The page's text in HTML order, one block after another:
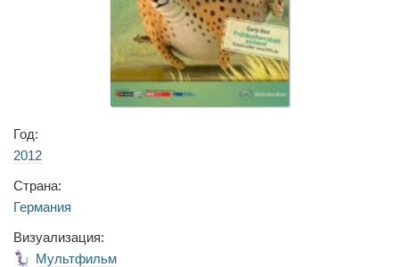
Год:
2012
Страна:
Германия
Визуализация:
Мультфильм